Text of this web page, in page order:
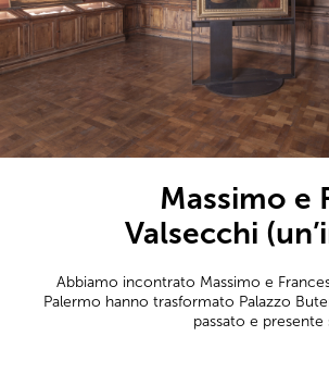
Massimo e
Valsecchi
Abbiamo incontrato Massimo e
Palermo hanno trasformato Palazzo
passato e